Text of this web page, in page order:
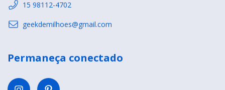
15 98112-4702
geekdemilhoes@gmail.com
Permaneça conectado